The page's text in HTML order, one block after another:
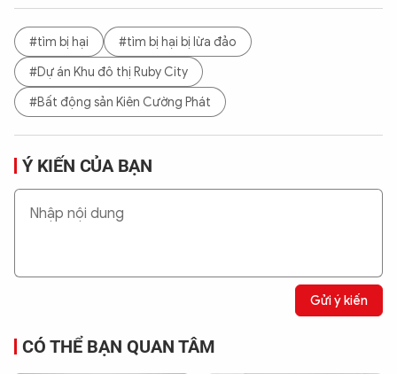
#tìm bị hại
#tìm bị hại bị lừa đảo
#Dự án Khu đô thị Ruby City
#Bất động sản Kiên Cường Phát
Ý KIẾN CỦA BẠN
Gửi ý kiến
CÓ THỂ BẠN QUAN TÂM